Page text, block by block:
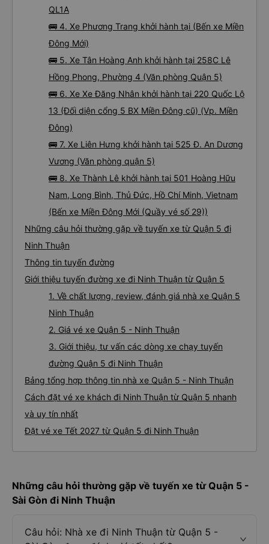
QL1A
🚌 4. Xe Phương Trang khởi hành tại (Bến xe Miền
Đông Mới)
🚌 5. Xe Tân Hoàng Anh khởi hành tại 258C Lê
Hồng Phong, Phường 4 (Văn phòng Quận 5)
🚌 6. Xe Xe Đăng Nhân khởi hành tại 220 Quốc Lộ
13 (Đối diện cổng 5 BX Miền Đông cũ) (Vp. Miền
Đông)
🚌 7. Xe Liên Hưng khởi hành tại 525 Đ. An Dương
Vương (Văn phòng quận 5)
🚌 8. Xe Thành Lê khởi hành tại 501 Hoàng Hữu
Nam, Long Bình, Thủ Đức, Hồ Chí Minh, Vietnam
(Bến xe Miền Đông Mới (Quầy vé số 29))
Những câu hỏi thường gặp về tuyến xe từ Quận 5 đi
Ninh Thuận
Thông tin tuyến đường
Giới thiệu tuyến đường xe đi Ninh Thuận từ Quận 5
1. Về chất lượng, review, đánh giá nhà xe Quận 5
Ninh Thuận
2. Giá vé xe Quận 5 - Ninh Thuận
3. Giới thiệu, tư vấn các dòng xe chạy tuyến
đường Quận 5 đi Ninh Thuận
Bảng tổng hợp thông tin nhà xe Quận 5 - Ninh Thuận
Cách đặt vé xe khách đi Ninh Thuận từ Quận 5 nhanh
và uy tín nhất
Đặt vé xe Tết 2027 từ Quận 5 đi Ninh Thuận
Những câu hỏi thường gặp về tuyến xe từ Quận 5 -
Sài Gòn đi Ninh Thuận
Câu hỏi: Nhà xe đi Ninh Thuận từ Quận 5 -